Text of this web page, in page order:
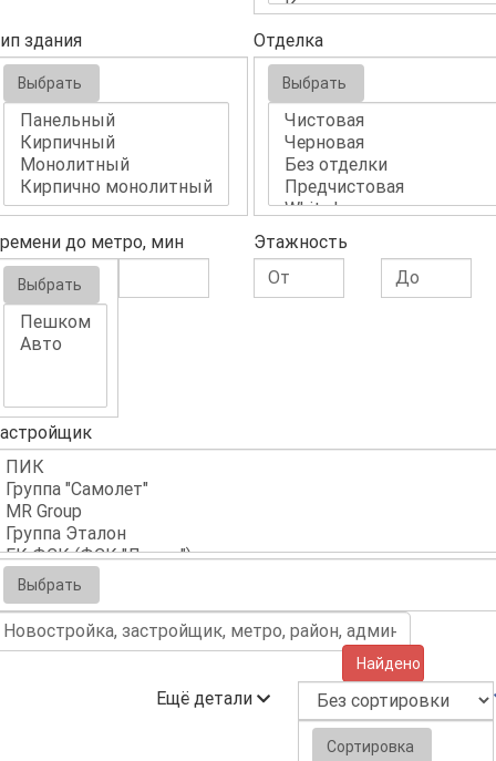
здания
Выбрать
Отделка
Выбрать
до метро, мин
Выбрать
Этажность
Выбрать
Найдено (1652)
Ещё детали
Сортировка